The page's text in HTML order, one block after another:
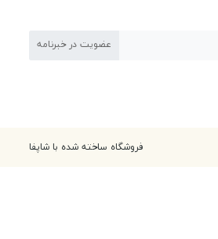
عضویت در خبرنامه
فروشگاه ساخته شده با شاپفا